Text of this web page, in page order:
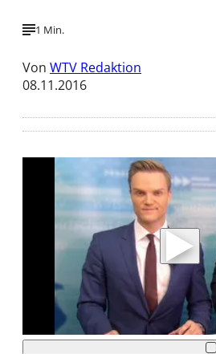
1 Min.
Von WTV Redaktion
08.11.2016
Mit der Wiedergabe
Daten an Youtube
Hinweise dazu erhalten Sie in der
Akzeptieren